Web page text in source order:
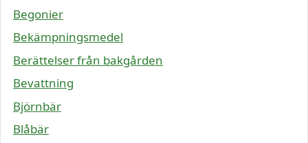
Begonier
Bekämpningsmedel
Berättelser från bakgården
Bevattning
Björnbär
Blåbär